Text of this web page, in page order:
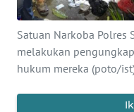
Satuan Narkoba
melakukan
hukum mereka (poto/
KARIR
DISCLAIMER
Wahana